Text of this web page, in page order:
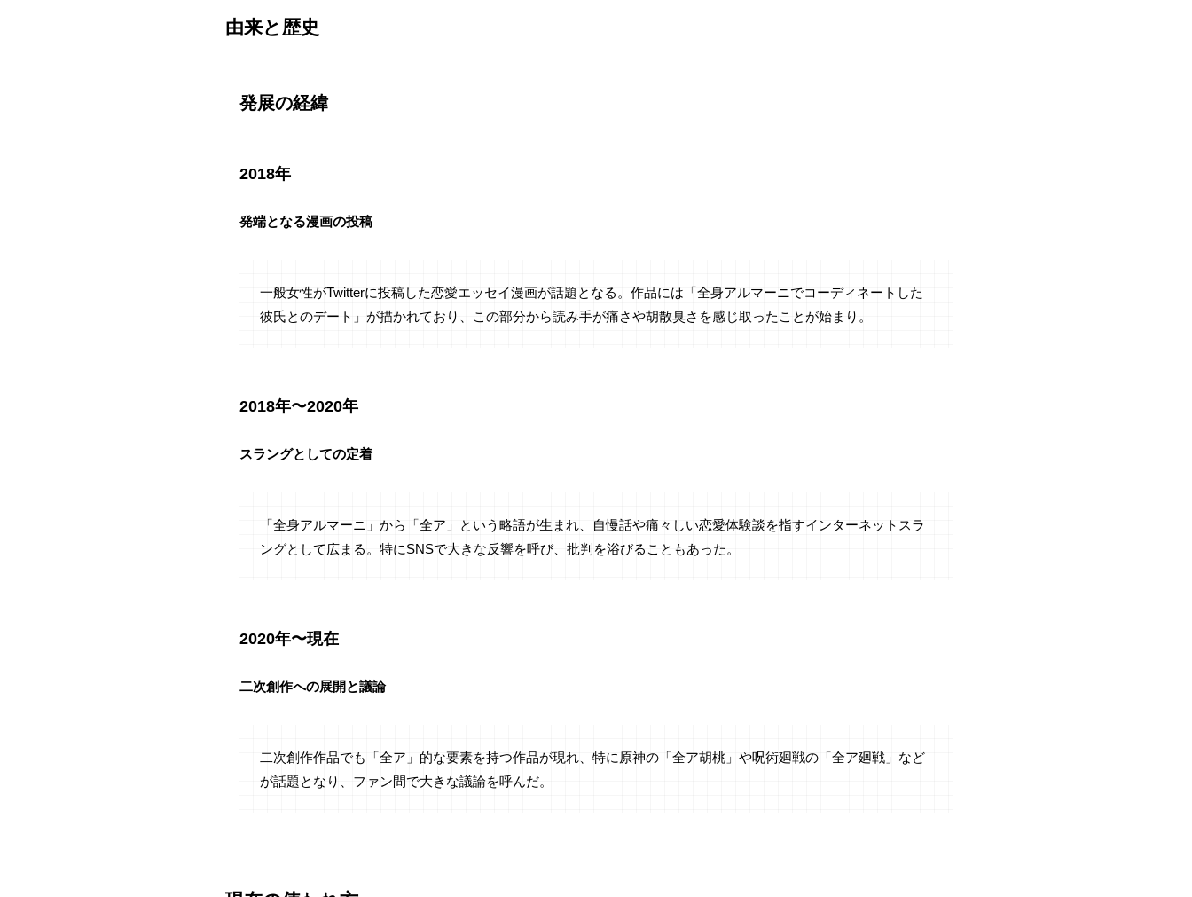
由来と歴史
発展の経緯
2018年
発端となる漫画の投稿
一般女性がTwitterに投稿した恋愛エッセイ漫画が話題となる。作品には「全身アルマーニでコーディネートした
彼氏とのデート」が描かれており、この部分から読み手が痛さや胡散臭さを感じ取ったことが始まり。
2018年〜2020年
スラングとしての定着
「全身アルマーニ」から「全ア」という略語が生まれ、自慢話や痛々しい恋愛体験談を指すインターネットスラ
ングとして広まる。特にSNSで大きな反響を呼び、批判を浴びることもあった。
2020年〜現在
二次創作への展開と議論
二次創作作品でも「全ア」的な要素を持つ作品が現れ、特に原神の「全ア胡桃」や呪術廻戦の「全ア廻戦」など
が話題となり、ファン間で大きな議論を呼んだ。